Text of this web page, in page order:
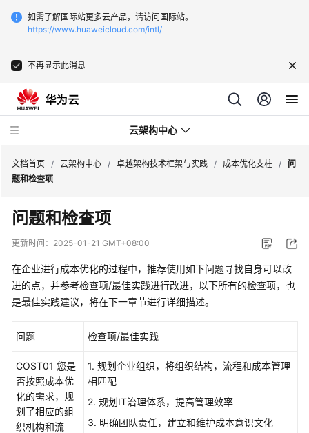
如需了解国际站更多云产品，请访问国际站。
https://www.huaweicloud.com/intl/
不再显示此消息
云架构中心
卓
越
架
技
术
框
实
卓
越
架
文档首页 / 云架构中心 / 卓越架构技术框架与实践 / 成本优化支柱 /
问
题和检查项
问题和检查项
更新时间： 2025-01-21 GMT+08:00
在企业进行成本优化的过程中，推荐使用如下问题寻找自身可以改
进的点，并参考检查项/最佳实践进行改进，以下所有的检查项，也
是最佳实践建议，将在下一章节进行详细描述。
问题 检查项/最佳实践
COST01 您是
否按照成本优
化的需求，规
划了相应的组
织机构和流
1. 规划企业组织，将组织结构，流程和成本管理
相匹配
2. 规划IT治理体系，提高管理效率
3. 明确团队责任，建立和维护成本意识文化